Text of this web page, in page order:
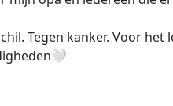
Tegen kanker. Voor het